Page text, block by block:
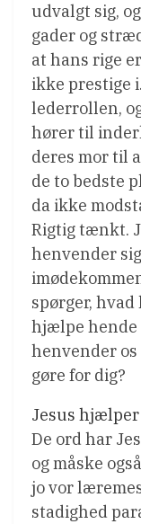
udvalgt sig,
gader og
at hans rige
ikke prestige
lederrollen,
hører til
deres mor til
de to bedste
da ikke
Rigtig tænkt.
henvender
spørger,
hjælpe hende
henvender os
gøre for dig?
Jesus hjælper
De ord har
og måske
jo vor
stadighed